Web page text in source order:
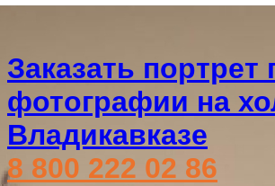
Заказать портрет
фотографии на
Владикавказе
8 800 222 02 86